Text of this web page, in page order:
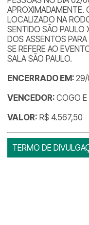
APROXIMADAMENTE.
LOCALIZADO NA
SENTIDO SÃO PAULO
DOS ASSENTOS
SE REFERE AO
SALA SÃO PAULO.
ENCERRADO EM:
VENCEDOR: COGO E
VALOR: R$ 4.567,50
TERMO DE